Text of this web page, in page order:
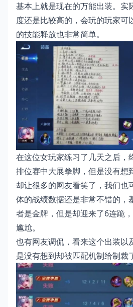
基本上就是现在的万能出装。实
度还是比较高的，会玩的玩家可
的技能释放也非常简单。
在这位女玩家练习了几天之后，
排位赛中大展拳脚，但是没有想
却让很多的网友看笑了，我们也
体的战绩数据还是非常不错的，
者是金牌，但是却迎来了6连跪
尴尬。
也有网友调侃，看来这个出装以
是没有想到却被匹配机制给制裁